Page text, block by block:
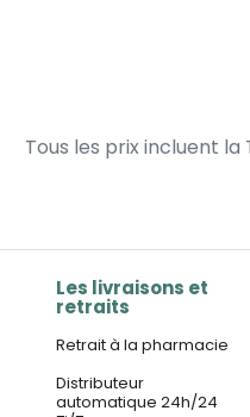
Tous les prix incluent la
Les livraisons et
retraits
Retrait à la pharmacie
Distributeur
automatique 24h/24